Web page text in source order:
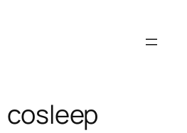
cosleep